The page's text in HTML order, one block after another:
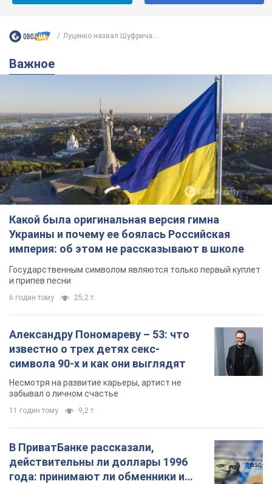
Луценко назвал Шуфрича...
Важное
Какой была оригинальная версия гимна
Украины и почему ее боялась Российская
империя: об этом не рассказывают в школе
Государственным символом являются только первый куплет
и припев песни
6 годин тому 25,2 т.
Александру Пономареву – 53: что
известно о трех детях секс-
символа 90-х и как они выглядят
Несмотря на развитие карьеры, артист не
забывал о личном счастье
11 годин тому 9,2 т.
В ПриватБанке рассказали,
действительны ли доллары 1996
года: принимают ли обменники и